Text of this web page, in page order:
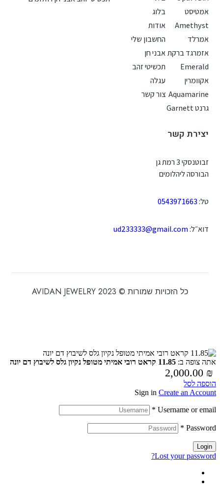
אמטיסט
Amethyst
אמרלד
אזמרגד ברקת
Emerald
אקוומרין
Aquamarine
גרנט Garnett
בלוג
אודות
החשבון שלי
אבני חן
תכשיטי זהב
עגלה
צור קשר
יצירת קשר
זבוטנסקי 3 רמת גן
הבורסה ליהלומים
טל:0543971663
דוא״ל:ud233333@gmail.com
כל הזכויות שמורות © 2023 AVIDAN JEWELRY
אתה צופה ב: 11.85 קראט רובי אמיתי מטופל נקיון גלס לשיבוץ דם יונה
2,000.00 ₪
הוספה לסל
Sign in Create an Account
Username or email
*
Password
*
Login
Lost your password?